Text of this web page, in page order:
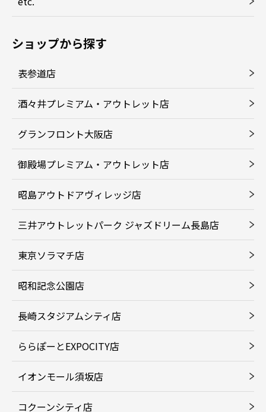
ショップから探す
表参道店
酒々井プレミアム・アウトレット店
グランフロント大阪店
御殿場プレミアム・アウトレット店
昭島アウトドアヴィレッジ店
三井アウトレットパーク ジャズドリーム長島店
東京ソラマチ店
昭和記念公園店
長崎スタジアムシティ店
ららぽーとEXPOCITY店
イオンモール須坂店
コクーンシティ店